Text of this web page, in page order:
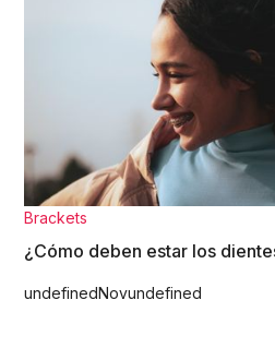
Brackets
¿Cómo deben estar los
undefinedNovundefined